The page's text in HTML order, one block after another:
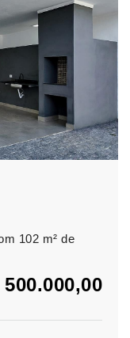
102 m² de